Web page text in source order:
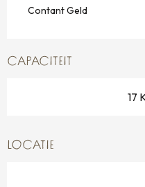
Contant Geld
CAPACITEIT
17
LOCATIE